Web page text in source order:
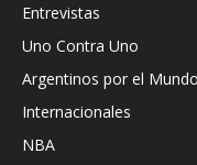
Entrevistas
Uno Contra Uno
Argentinos por el Mundo
Internacionales
NBA